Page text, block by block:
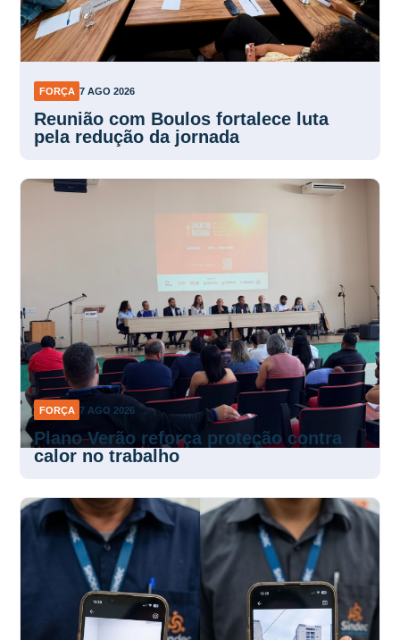
FORÇA 7 AGO 2026
Reunião com Boulos fortalece luta
pela redução da jornada
FORÇA 7 AGO 2026
Plano Verão reforça proteção contra
calor no trabalho